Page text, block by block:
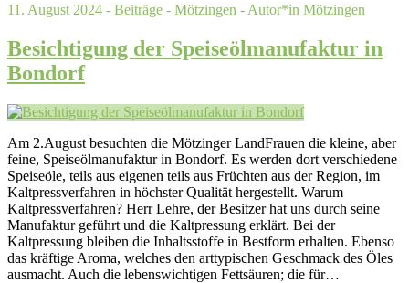
11. August 2024 - Beiträge - Mötzingen - Autor*in Mötzingen
Besichtigung der Speiseölmanufaktur in
Bondorf
Am 2.August besuchten die Mötzinger LandFrauen die kleine, aber
feine, Speiseölmanufaktur in Bondorf. Es werden dort verschiedene
Speiseöle, teils aus eigenen teils aus Früchten aus der Region, im
Kaltpressverfahren in höchster Qualität hergestellt. Warum
Kaltpressverfahren? Herr Lehre, der Besitzer hat uns durch seine
Manufaktur geführt und die Kaltpressung erklärt. Bei der
Kaltpressung bleiben die Inhaltsstoffe in Bestform erhalten. Ebenso
das kräftige Aroma, welches den arttypischen Geschmack des Öles
ausmacht. Auch die lebenswichtigen Fettsäuren; die für…